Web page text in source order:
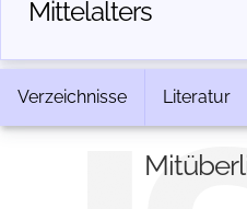
Mittelalters
Verzeichnisse Literatur